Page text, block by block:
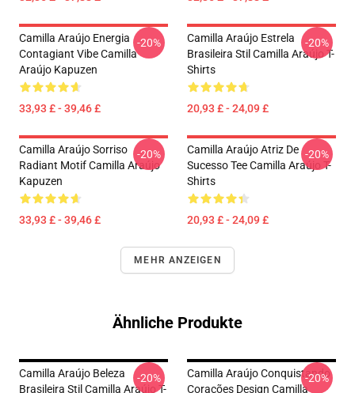
Camilla Araújo Energia
Contagiant Vibe Camilla
Araújo Kapuzen
33,93 £ - 39,46 £
-20%
Camilla Araújo Estrela
Brasileira Stil Camilla Araújo T-
Shirts
20,93 £ - 24,09 £
-20%
Camilla Araújo Sorriso
Radiant Motif Camilla Araújo
Kapuzen
33,93 £ - 39,46 £
-20%
Camilla Araújo Atriz De
Sucesso Tee Camilla Araújo T-
Shirts
20,93 £ - 24,09 £
-20%
MEHR ANZEIGEN
Ähnliche Produkte
Camilla Araújo Beleza
Brasileira Stil Camilla Araújo T-
-20%
Camilla Araújo Conquistando
Corações Design Camilla
-20%